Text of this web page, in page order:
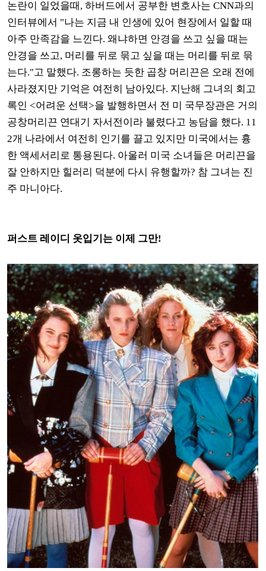
논란이 일었을때, 하버드에서 공부한 변호사는 CNN과의
인터뷰에서 "나는 지금 내 인생에 있어 현장에서 일할 때
아주 만족감을 느낀다. 왜냐하면 안경을 쓰고 싶을 때는
안경을 쓰고, 머리를 뒤로 묶고 싶을 때는 머리를 뒤로 묶
는다."고 말했다. 조롱하는 듯한 곱창 머리끈은 오래 전에
사라졌지만 기억은 여전히 남아있다. 지난해 그녀의 회고
록인 <어려운 선택>을 발행하면서 전 미 국무장관은 거의
공창머리끈 연대기 자서전이라 불렸다고 농담을 했다. 11
2개 나라에서 여전히 인기를 끌고 있지만 미국에서는 흉
한 액세서리로 통용된다. 아울러 미국 소녀들은 머리끈을
잘 안하지만 힐러리 덕분에 다시 유행할까? 참 그녀는 진
주 마니아다.
퍼스트 레이디 옷입기는 이제 그만!